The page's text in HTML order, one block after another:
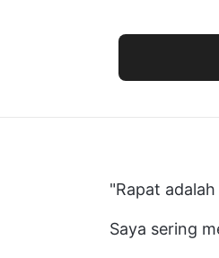
"Rapat
Saya sering